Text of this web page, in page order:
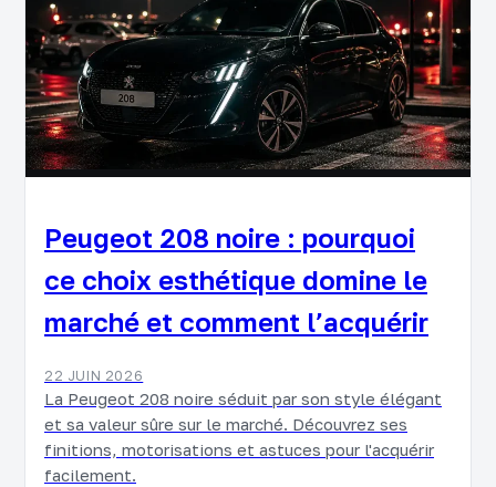
Peugeot 208 noire : pourquoi
ce choix esthétique domine le
marché et comment l’acquérir
22 JUIN 2026
La Peugeot 208 noire séduit par son style élégant
et sa valeur sûre sur le marché. Découvrez ses
finitions, motorisations et astuces pour l'acquérir
facilement.